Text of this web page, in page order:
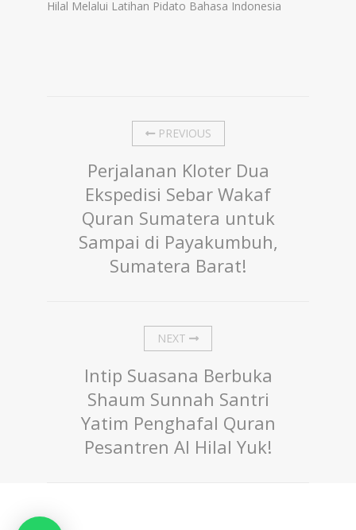
Hilal Melalui Latihan Pidato Bahasa Indonesia
PREVIOUS
Perjalanan Kloter Dua
Ekspedisi Sebar Wakaf
Quran Sumatera untuk
Sampai di Payakumbuh,
Sumatera Barat!
NEXT
Intip Suasana Berbuka
Shaum Sunnah Santri
Yatim Penghafal Quran
Pesantren Al Hilal Yuk!